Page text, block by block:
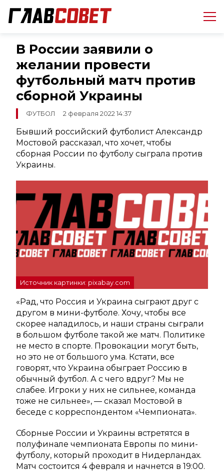
В России заявили о
желании провести
футбольный матч против
сборной Украины
ФУТБОЛ 2 февраля 2022 14:37
Бывший российский футболист Александр
Мостовой рассказал, что хочет, чтобы
сборная России по футболу сыграла против
Украины.
Источник картинки: pixabay.com
«Рад, что Россия и Украина сыграют друг с
другом в мини-футболе. Хочу, чтобы все
скорее наладилось, и наши страны сыграли
в большом футболе такой же матч. Политике
не место в спорте. Провокации могут быть,
но это не от большого ума. Кстати, все
говорят, что Украина обыграет Россию в
обычный футбол. А с чего вдруг? Мы не
слабее. Игроки у них не сильнее, команда
тоже не сильнее», — сказал Мостовой в
беседе с корреспондентом «Чемпионата».
Сборные России и Украины встретятся в
полуфинале чемпионата Европы по мини-
футболу, который проходит в Нидерландах.
Матч состоится 4 февраля и начнется в 19:00.